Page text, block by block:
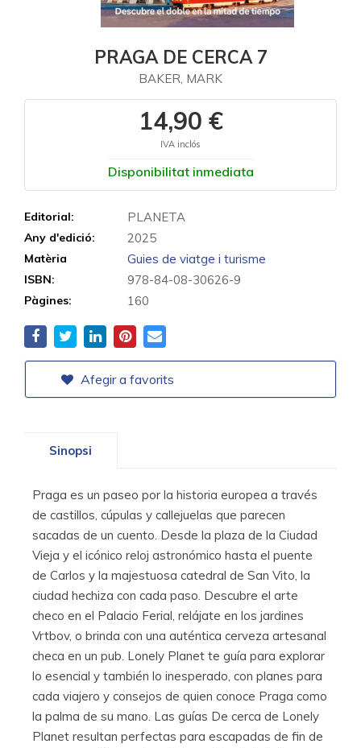
PRAGA DE CERCA 7
BAKER, MARK
14,90 €
IVA inclós
Disponibilitat inmediata
Editorial: PLANETA
Any d'edició: 2025
Matèria Guies de viatge i turisme
ISBN: 978-84-08-30626-9
Pàgines: 160
Afegir a favorits
Sinopsi
Praga es un paseo por la historia europea a través
de castillos, cúpulas y callejuelas que parecen
sacadas de un cuento. Desde la plaza de la Ciudad
Vieja y el icónico reloj astronómico hasta el puente
de Carlos y la majestuosa catedral de San Vito, la
ciudad hechiza con cada paso. Descubre el arte
checo en el Palacio Ferial, relájate en los jardines
Vrtbov, o brinda con una auténtica cerveza artesanal
checa en un pub. Lonely Planet te guía para explorar
lo esencial y también lo inesperado, con planes para
cada viajero y consejos de quien conoce Praga como
la palma de su mano. Las guías De cerca de Lonely
Planet resultan perfectas para escapadas de fin de